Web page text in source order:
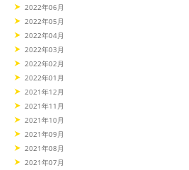
2022年06月
2022年05月
2022年04月
2022年03月
2022年02月
2022年01月
2021年12月
2021年11月
2021年10月
2021年09月
2021年08月
2021年07月